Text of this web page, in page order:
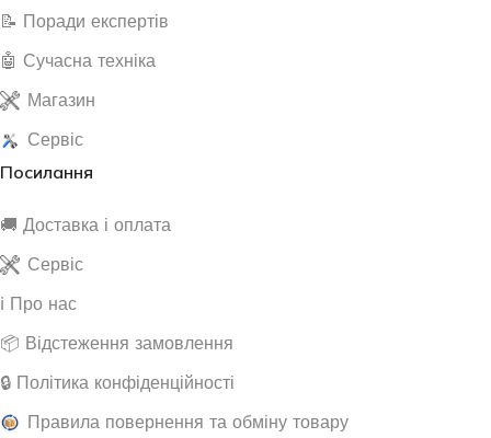
📝 Поради експертів
🤖 Сучасна техніка
Магазин
Сервіс
Посилання
🚚 Доставка і оплата
Сервіс
ℹ️ Про нас
📦 Відстеження замовлення
🔒 Політика конфіденційності
Правила повернення та обміну товару